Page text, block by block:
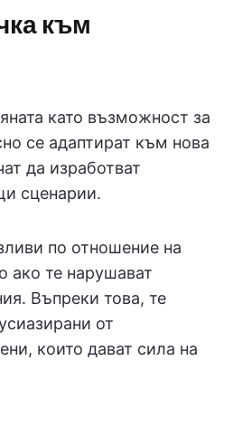
към
като възможност за
се адаптират към нова
да изработват
сценарии.
по отношение на
ако те нарушават
Въпреки това, те
от
които дават сила на